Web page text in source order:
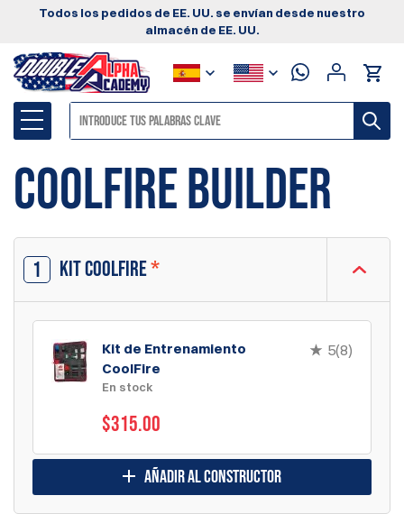
Todos los pedidos de EE. UU. se envían desde nuestro
almacén de EE. UU.
CoolFire Builder
1 Kit CoolFire*
Kit de Entrenamiento
CoolFire
En stock
$315.00
5(8)
añadir al constructor